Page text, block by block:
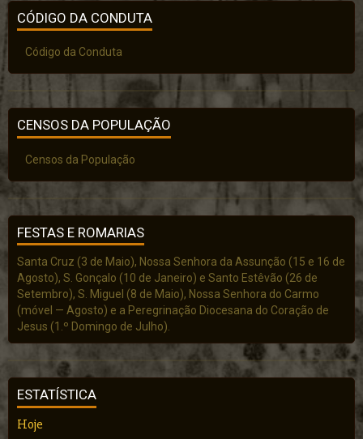
CÓDIGO DA CONDUTA
Código da Conduta
CENSOS DA POPULAÇÃO
Censos da População
FESTAS E ROMARIAS
Santa Cruz (3 de Maio), Nossa Senhora da Assunção (15 e 16 de
Agosto), S. Gonçalo (10 de Janeiro) e Santo Estêvão (26 de
Setembro), S. Miguel (8 de Maio), Nossa Senhora do Carmo
(móvel — Agosto) e a Peregrinação Diocesana do Coração de
Jesus (1.º Domingo de Julho).
ESTATÍSTICA
Hoje